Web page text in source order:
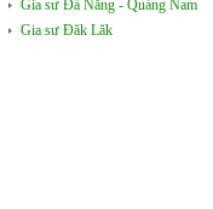
Gia sư Đà Nẵng - Quảng Nam
Gia sư Đăk Lăk